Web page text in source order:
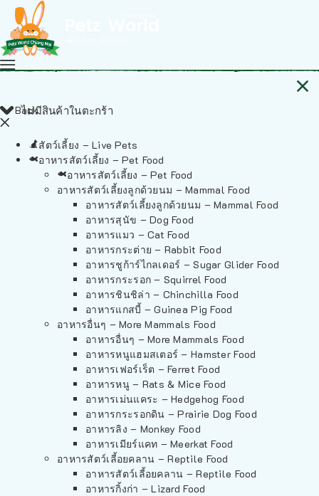
ไม่มีสินค้าในตะกร้า
Back
สัตว์เลี้ยง – Live Pets
อาหารสัตว์เลี้ยง – Pet Food
อาหารสัตว์เลี้ยง – Pet Food
อาหารสัตว์เลี้ยงลูกด้วยนม – Mammal Food
อาหารสัตว์เลี้ยงลูกด้วยนม – Mammal Food
อาหารสุนัข – Dog Food
อาหารแมว – Cat Food
อาหารกระต่าย – Rabbit Food
อาหารชูก้าร์ไกลเดอร์ – Sugar Glider Food
อาหารกระรอก – Squirrel Food
อาหารชินชิล่า – Chinchilla Food
อาหารแกสบี้ – Guinea Pig Food
อาหารอื่นๆ – More Mammals Food
อาหารอื่นๆ – More Mammals Food
อาหารหนูแฮมสเตอร์ – Hamster Food
อาหารเฟอร์เร็ต – Ferret Food
อาหารหนู – Rats & Mice Food
อาหารเม่นแคระ – Hedgehog Food
อาหารกระรอกดิน – Prairie Dog Food
อาหารลิง – Monkey Food
อาหารเมียร์แคท – Meerkat Food
อาหารสัตว์เลี้อยคลาน – Reptile Food
อาหารสัตว์เลี้อยคลาน – Reptile Food
อาหารกิ้งก่า – Lizard Food